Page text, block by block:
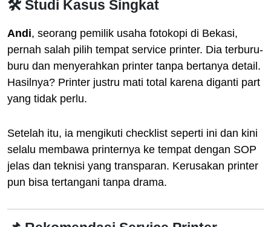
🛠️ Studi Kasus Singkat
Andi, seorang pemilik usaha fotokopi di Bekasi,
pernah salah pilih tempat service printer. Dia terburu-
buru dan menyerahkan printer tanpa bertanya detail.
Hasilnya? Printer justru mati total karena diganti part
yang tidak perlu.
Setelah itu, ia mengikuti checklist seperti ini dan kini
selalu membawa printernya ke tempat dengan SOP
jelas dan teknisi yang transparan. Kerusakan printer
pun bisa tertangani tanpa drama.